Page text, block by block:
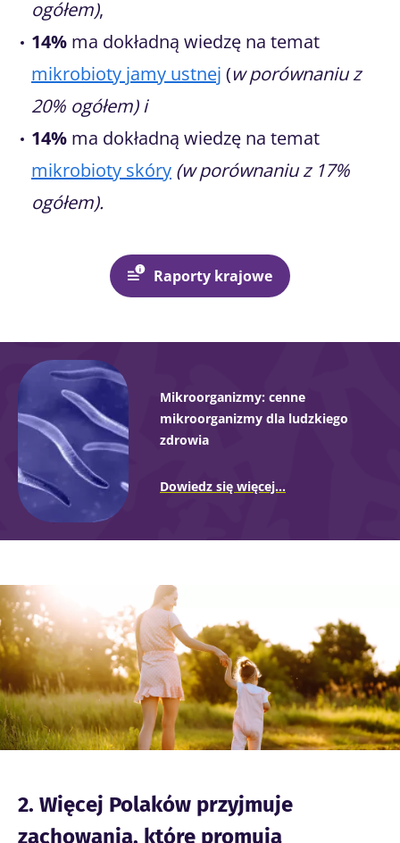
ogółem),
14% ma dokładną wiedzę na temat
mikrobioty jamy ustnej (w porównaniu z
20% ogółem) i
14% ma dokładną wiedzę na temat
mikrobioty skóry (w porównaniu z 17%
ogółem).
Raporty krajowe
Mikroorganizmy: cenne
mikroorganizmy dla ludzkiego
zdrowia
Dowiedz się więcej...
Obraz
2. Więcej Polaków przyjmuje
zachowania, które promują